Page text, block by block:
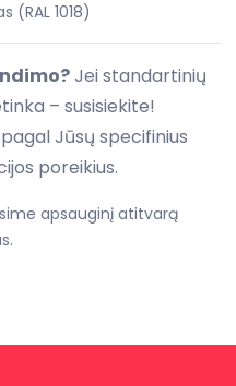
(RAL 1018)
Jei standartinių
– susisiekite!
Jūsų specifinius
poreikius.
apsauginį atitvarą